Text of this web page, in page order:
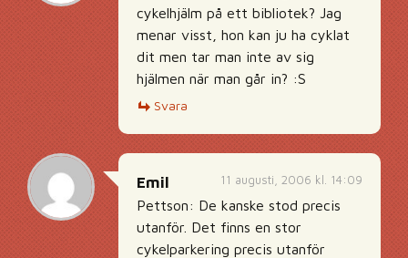
cykelhjälm på ett bibliotek? Jag
menar visst, hon kan ju ha cyklat
dit men tar man inte av sig
hjälmen när man går in? :S
Svara
11 augusti, 2006 kl. 14:09
Emil
Pettson: De kanske stod precis
utanför. Det finns en stor
cykelparkering precis utanför